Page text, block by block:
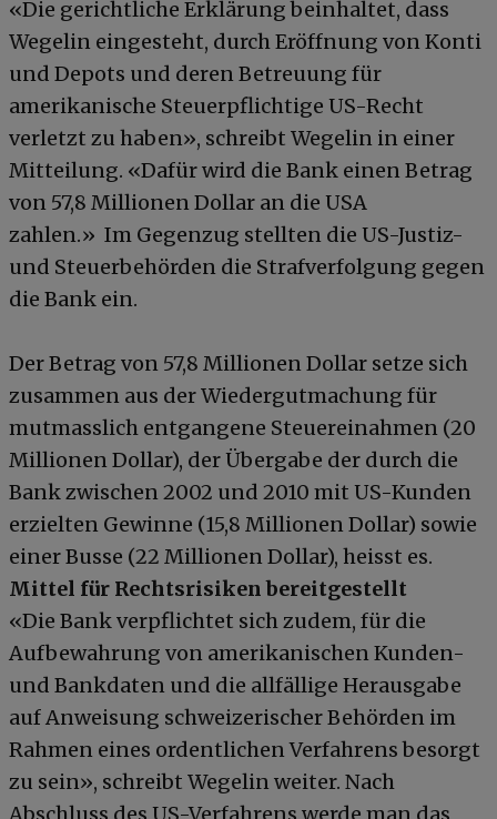
«Die gerichtliche Erklärung beinhaltet, dass
Wegelin eingesteht, durch Eröffnung von Konti
und Depots und deren Betreuung für
amerikanische Steuerpflichtige US-Recht
verletzt zu haben», schreibt Wegelin in einer
Mitteilung. «Dafür wird die Bank einen Betrag
von 57,8 Millionen Dollar an die USA
zahlen.» Im Gegenzug stellten die US-Justiz-
und Steuerbehörden die Strafverfolgung gegen
die Bank ein.
Der Betrag von 57,8 Millionen Dollar setze sich
zusammen aus der Wiedergutmachung für
mutmasslich entgangene Steuereinahmen (20
Millionen Dollar), der Übergabe der durch die
Bank zwischen 2002 und 2010 mit US-Kunden
erzielten Gewinne (15,8 Millionen Dollar) sowie
einer Busse (22 Millionen Dollar), heisst es.
Mittel für Rechtsrisiken bereitgestellt
«Die Bank verpflichtet sich zudem, für die
Aufbewahrung von amerikanischen Kunden-
und Bankdaten und die allfällige Herausgabe
auf Anweisung schweizerischer Behörden im
Rahmen eines ordentlichen Verfahrens besorgt
zu sein», schreibt Wegelin weiter. Nach
Abschluss des US-Verfahrens werde man das